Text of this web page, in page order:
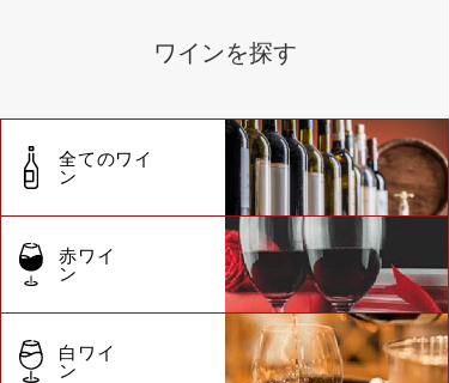
ワインを探す
全てのワイ
ン
赤ワイ
ン
白ワイ
ン